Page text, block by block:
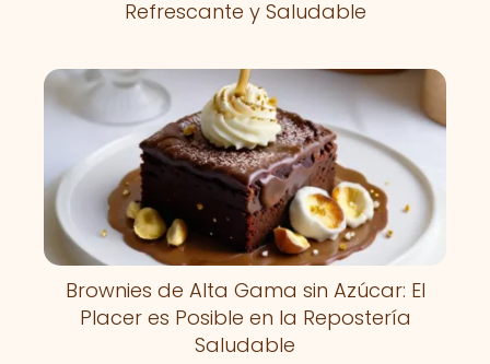
Refrescante y Saludable
Brownies de Alta Gama sin Azúcar: El
Placer es Posible en la Repostería
Saludable